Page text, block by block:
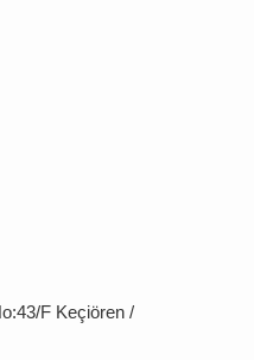
F Keçiören /